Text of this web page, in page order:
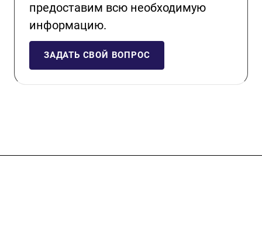
предоставим всю необходимую
информацию.
ЗАДАТЬ СВОЙ ВОПРОС